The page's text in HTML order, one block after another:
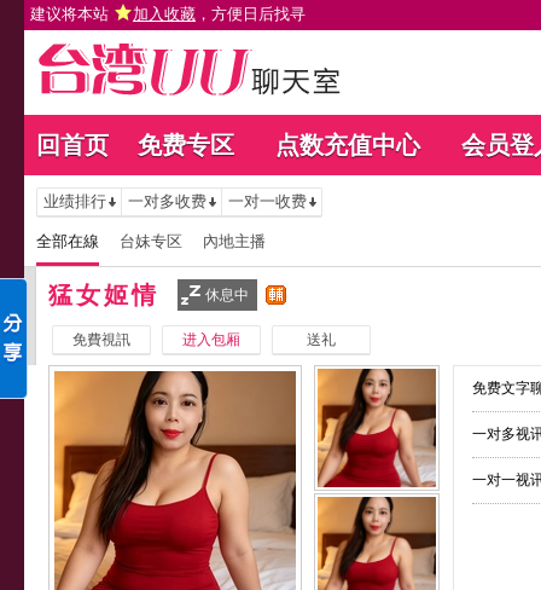
建议将本站 加入收藏 ，方便日后找寻
回首页 免费专区 点数充值中心 会员登
业绩排行 一对多收费 一对一收费
全部在線 台妹专区 內地主播
猛女姬情 休息中
免費視訊 进入包厢 送礼
免费文字
一对多视
一对一视